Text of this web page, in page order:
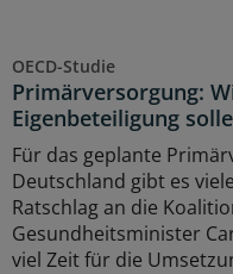
OECD-Studie
Primärversorgung:
Eigenbeteiligung
Für das geplante
Deutschland gibt es
Ratschlag an die
Gesundheitsminister
viel Zeit für die